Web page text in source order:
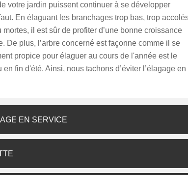
votre jardin puissent continuer à se développer
En élaguant les branchages trop bas, trop
mortes, il est sûr de profiter d’une bonne croissance
De plus, l’arbre concerné est façonne comme il se
propice pour élaguer au cours de l'année est le
en fin d'été. Ainsi, nous tachons d’éviter l’élagage en
EN SERVICE